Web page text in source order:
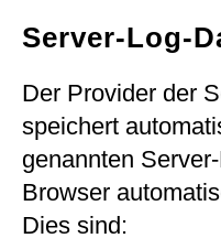
Server-Log-
Der Provider der
speichert
genannten
Browser
Dies sind: